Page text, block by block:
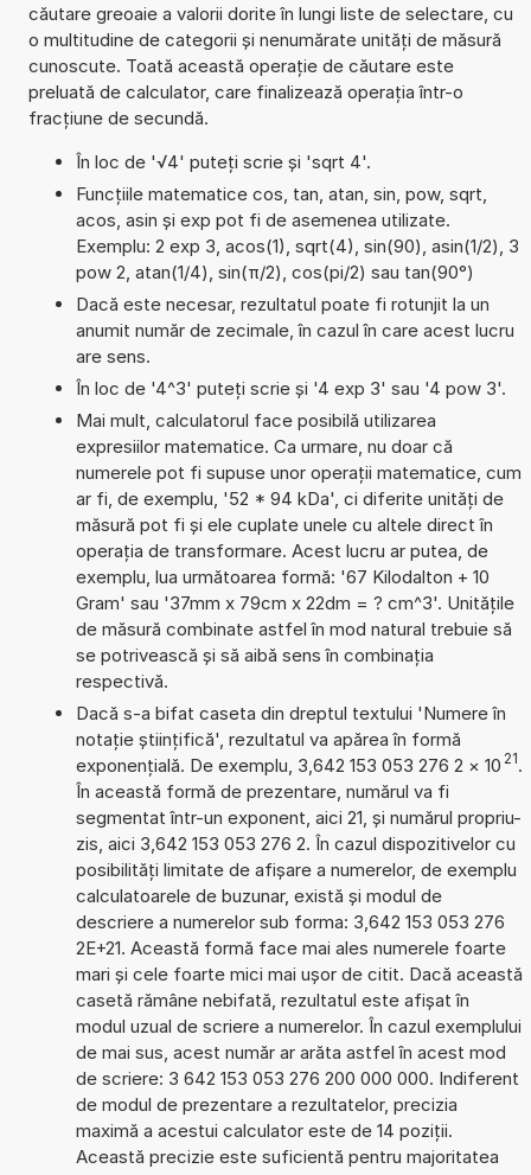
căutare greoaie a valorii dorite în lungi liste de selectare, cu
o multitudine de categorii și nenumărate unități de măsură
cunoscute. Toată această operație de căutare este
preluată de calculator, care finalizează operația într-o
fracțiune de secundă.
În loc de '√4' puteți scrie și 'sqrt 4'.
Funcțiile matematice cos, tan, atan, sin, pow, sqrt,
acos, asin și exp pot fi de asemenea utilizate.
Exemplu: 2 exp 3, acos(1), sqrt(4), sin(90), asin(1/2), 3
pow 2, atan(1/4), sin(π/2), cos(pi/2) sau tan(90°)
Dacă este necesar, rezultatul poate fi rotunjit la un
anumit număr de zecimale, în cazul în care acest lucru
are sens.
În loc de '4^3' puteți scrie și '4 exp 3' sau '4 pow 3'.
Mai mult, calculatorul face posibilă utilizarea
expresiilor matematice. Ca urmare, nu doar că
numerele pot fi supuse unor operații matematice, cum
ar fi, de exemplu, '52 * 94 kDa', ci diferite unități de
măsură pot fi și ele cuplate unele cu altele direct în
operația de transformare. Acest lucru ar putea, de
exemplu, lua următoarea formă: '67 Kilodalton + 10
Gram' sau '37mm x 79cm x 22dm = ? cm^3'. Unitățile
de măsură combinate astfel în mod natural trebuie să
se potrivească și să aibă sens în combinația
respectivă.
Dacă s-a bifat caseta din dreptul textului 'Numere în
notație științifică', rezultatul va apărea în formă
exponențială. De exemplu, 3,642 153 053 276 2 × 10 21.
În această formă de prezentare, numărul va fi
segmentat într-un exponent, aici 21, și numărul propriu-
zis, aici 3,642 153 053 276 2. În cazul dispozitivelor cu
posibilități limitate de afișare a numerelor, de exemplu
calculatoarele de buzunar, există și modul de
descriere a numerelor sub forma: 3,642 153 053 276
2E+21. Această formă face mai ales numerele foarte
mari și cele foarte mici mai ușor de citit. Dacă această
casetă rămâne nebifată, rezultatul este afișat în
modul uzual de scriere a numerelor. În cazul exemplului
de mai sus, acest număr ar arăta astfel în acest mod
de scriere: 3 642 153 053 276 200 000 000. Indiferent
de modul de prezentare a rezultatelor, precizia
maximă a acestui calculator este de 14 poziții.
Această precizie este suficientă pentru majoritatea